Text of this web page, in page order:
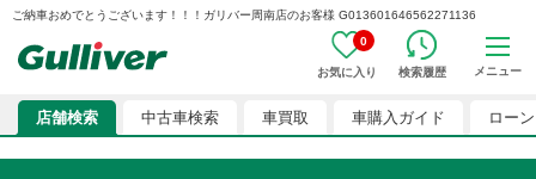
ご納車おめでとうございます！！！ガリバー周南店のお客様 G013601646562271136
0
お気に入り 検索履歴 メニュー
店舗検索 中古車検索 車買取 車購入ガイド ローン